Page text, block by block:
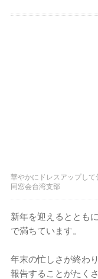
華やかにドレスアップし
同窓会台湾支部
新年を迎えるととも
で満ちています。
年末の忙しさが終わ
報告することがたく